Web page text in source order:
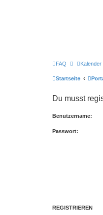
FAQ Kalender
Startseite
Du musst
Benutzername:
Passwort:
REGISTRIEREN